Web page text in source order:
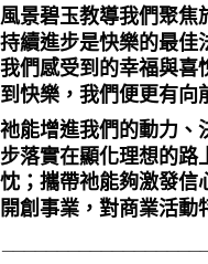
風景碧玉教導我們聚焦
持續進步是快樂的最佳
我們感受到的幸福與喜
到快樂，我們便更有向
祂能增進我們的動力、
步落實在顯化理想的路
忱；攜帶祂能夠激發信
開創事業，對商業活動